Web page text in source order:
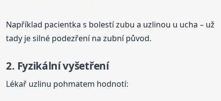
Například pacientka s bolestí zubu a uzlinou u ucha – už
tady je silné podezření na zubní původ.
2. Fyzikální vyšetření
Lékař uzlinu pohmatem hodnotí: